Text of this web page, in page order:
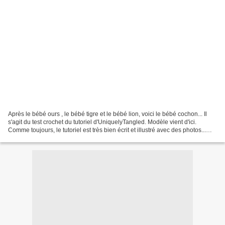
Après le bébé ours , le bébé tigre et le bébé lion, voici le bébé cochon... Il
s'agit du test crochet du tutoriel d'UniquelyTangled. Modèle vient d'ici.
Comme toujours, le tutoriel est très bien écrit et illustré avec des photos...